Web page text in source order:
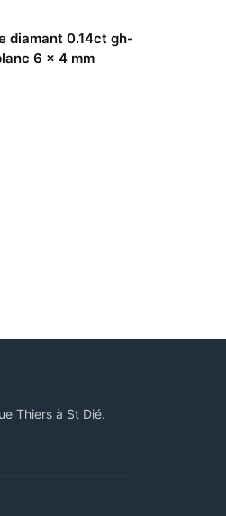
diamant 0.14ct gh-
6 x 4 mm
Thiers à St Dié.